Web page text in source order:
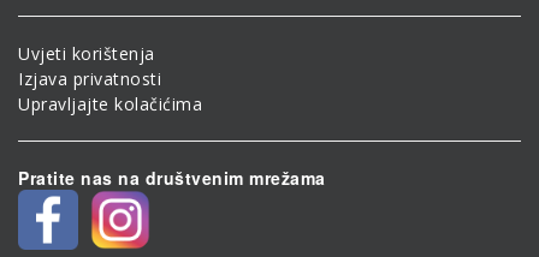
Uvjeti korištenja
Izjava privatnosti
Upravljajte kolačićima
Pratite nas na društvenim mrežama